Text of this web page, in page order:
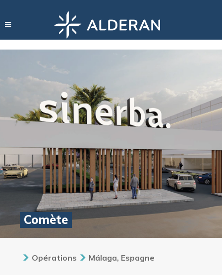
Comète
Opérations Málaga, Espagne